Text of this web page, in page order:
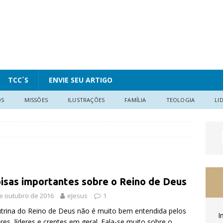
TCC´S ENVIE SEU ARTIGO
MISSÕES ILUSTRAÇÕES FAMÍLIA TEOLOGIA
importantes sobre o Reino de Deus
outubro de 2016 eJesus 1
do Reino de Deus não é muito bem entendida pelos